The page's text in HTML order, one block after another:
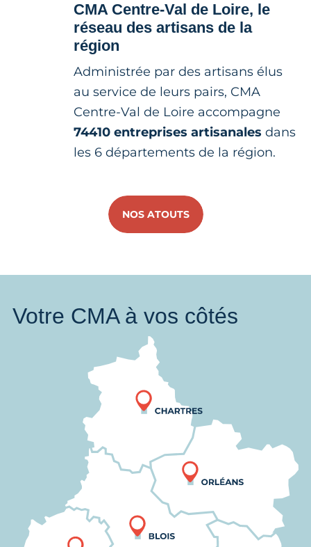
CMA Centre-Val de Loire, le
réseau des artisans de la
région
Administrée par des artisans élus
au service de leurs pairs, CMA
Centre-Val de Loire accompagne
74410 entreprises artisanales dans
les 6 départements de la région.
NOS ATOUTS
Votre CMA à vos côtés